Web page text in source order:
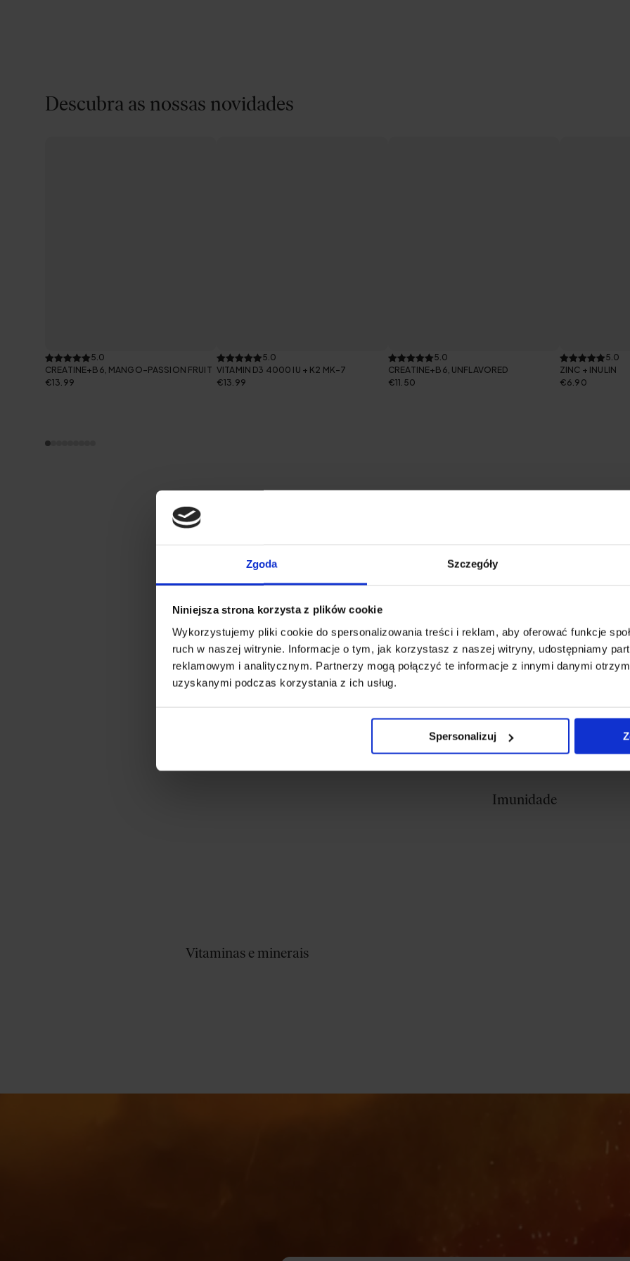
Zgoda Szczegóły
Niniejsza strona korzysta z plików cookie
Wykorzystujemy pliki cookie do spersonalizowania treści i reklam, aby oferować funkcje
ruch w naszej witrynie. Informacje o tym, jak korzystasz z naszej witryny, udostępniamy
reklamowym i analitycznym. Partnerzy mogą połączyć te informacje z innymi danymi
uzyskanymi podczas korzystania z ich usług.
Spersonalizuj
Descubra as nossas novidades
5.0
CREATINE+B6, MANGO–PASSION FRUIT
€13.99
5.0
VITAMIN D3 4000 IU + K2 MK-7
€13.99
5.0
CREATINE+B6, UNFLAVORED
€11.50
5.0
ZINC + INULIN
€6.90
Pele, cabelo e unhas
Modelagem
corporal
Imunidade
Vitaminas e minerais